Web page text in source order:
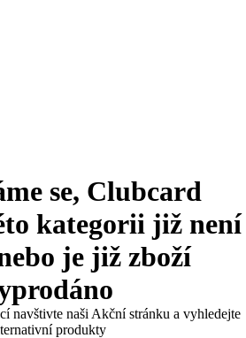
se, Clubcard
kategorii již není
je již zboží
navštivte naši Akční stránku a vyhledejte
produkty